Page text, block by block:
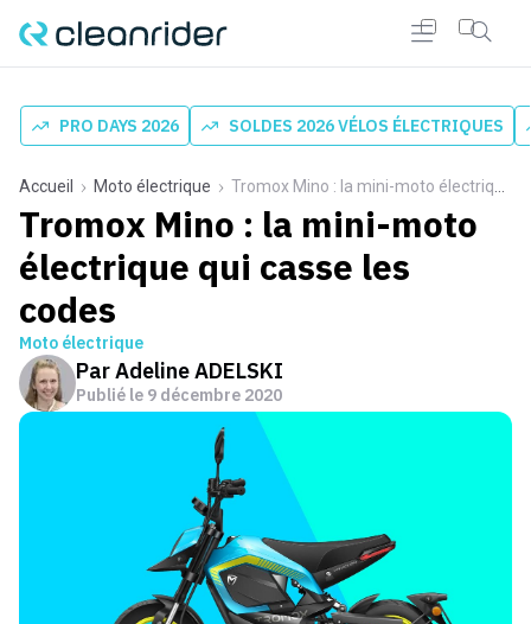
PRO DAYS 2026 SOLDES 2026 VÉLOS ÉLECTRIQUES
Accueil Moto électrique Tromox Mino : la mini-moto électrique qui casse les codes
Tromox Mino : la mini-moto
électrique qui casse les
codes
Moto électrique
ParAdeline ADELSKI
Publié le 9 décembre 2020